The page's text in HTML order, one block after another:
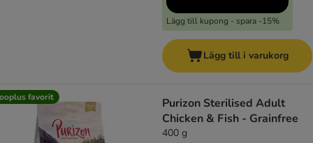
Lägg till kupong - spara -15%
Lägg till i varukorg
favorit
Purizon Sterilised Adult
Chicken & Fish - Grainfree
400 g